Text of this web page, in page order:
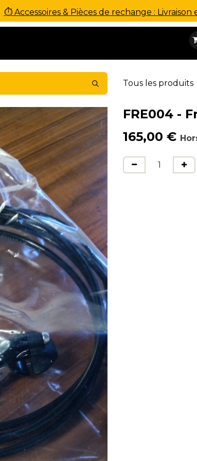
⏱ Accessoires & Pièces de rechange : Livraison
Tous les produits
FRE004 -
165,00 €